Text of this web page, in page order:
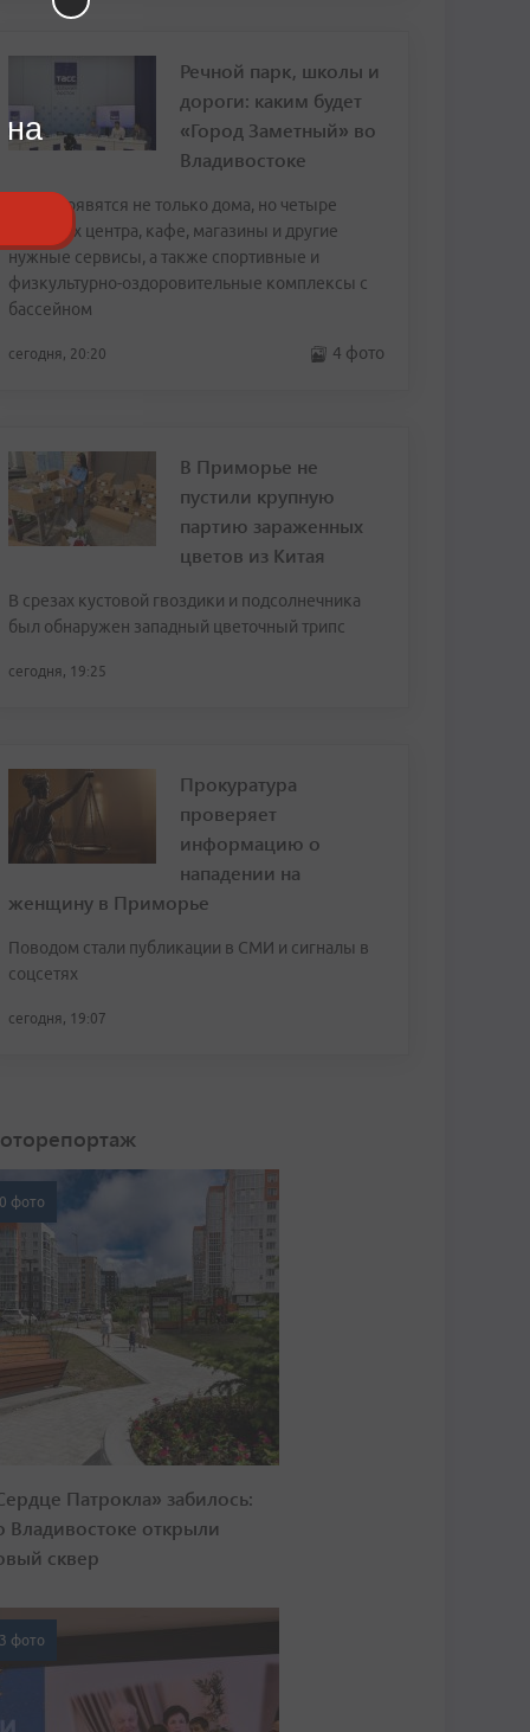
Речной парк, школы и
дороги: каким будет
«Город Заметный» во
Владивостоке
Здесь появятся не только дома, но четыре
торговых центра, кафе, магазины и другие
нужные сервисы, а также спортивные и
физкультурно-оздоровительные комплексы с
бассейном
сегодня, 20:20 4 фото
В Приморье не
пустили крупную
партию зараженных
цветов из Китая
В срезах кустовой гвоздики и подсолнечника
был обнаружен западный цветочный трипс
сегодня, 19:25
Прокуратура
проверяет
информацию о
нападении на
женщину в Приморье
Поводом стали публикации в СМИ и сигналы в
соцсетях
сегодня, 19:07
фото
Патрокла» забилось:
Владивостоке открыли
сквер
фото